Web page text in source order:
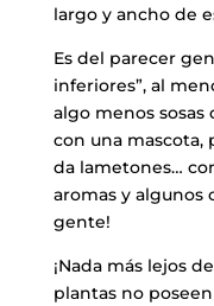
largo y ancho de
Es del parecer
inferiores”, al
algo menos sosas
con una mascota,
da lametones…
aromas y algunos
gente!
¡Nada más lejos
plantas no